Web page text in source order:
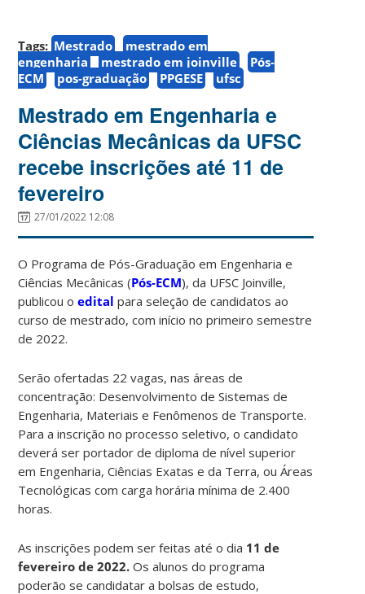
Tags: Mestrado
mestrado em
engenharia
mestrado em joinville
Pós-
ECM
pos-graduação PPGESE ufsc
Mestrado em Engenharia e
Ciências Mecânicas da UFSC
recebe inscrições até 11 de
fevereiro
27/01/2022 12:08
O Programa de Pós-Graduação em Engenharia e
Ciências Mecânicas (Pós-ECM), da UFSC Joinville,
publicou oedital para seleção de candidatos ao
curso de mestrado, com início no primeiro semestre
de 2022.
Serão ofertadas 22 vagas, nas áreas de
concentração: Desenvolvimento de Sistemas de
Engenharia, Materiais e Fenômenos de Transporte.
Para a inscrição no processo seletivo, o candidato
deverá ser portador de diploma de nível superior
em Engenharia, Ciências Exatas e da Terra, ou Áreas
Tecnológicas com carga horária mínima de 2.400
horas.
As inscrições podem ser feitas até o dia 11 de
fevereiro de 2022.Os alunos do programa
poderão se candidatar a bolsas de estudo,